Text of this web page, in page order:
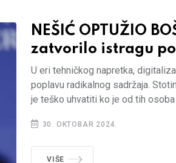
NEŠIĆ OPTUŽIO
zatvorilo istragu
U eri tehničkog napretka,
poplavu radikalnog sadržaja.
je teško uhvatiti ko je od tih
30. OKTOBAR 2024.
VIŠE